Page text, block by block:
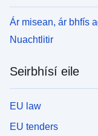
Ár misean, ár bhfís
Nuachtlitir
Seirbhísí eile
EU law
EU tenders